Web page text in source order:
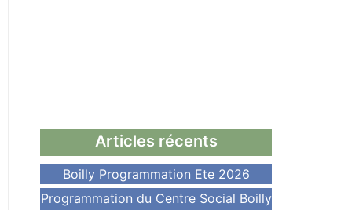
Articles récents
Boilly Programmation Ete 2026
Programmation du Centre Social Boilly